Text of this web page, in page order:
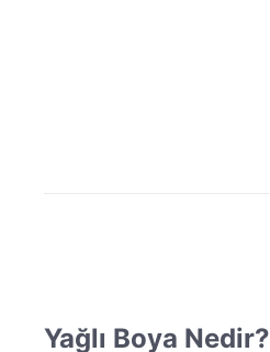
Yağlı Boya Nedir?